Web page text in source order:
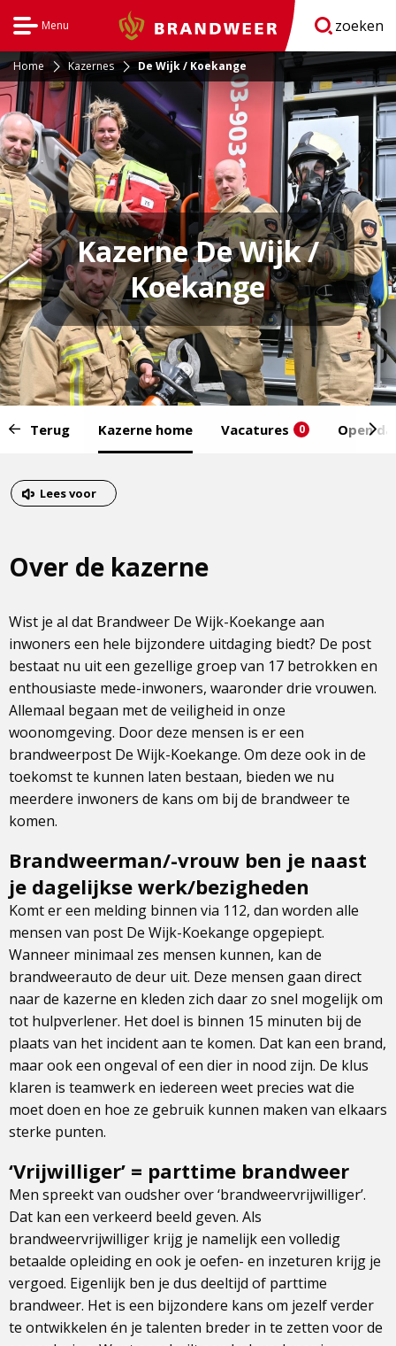
Menu Brandweer zoeken
Home Kazernes De Wijk / Koekange
Kazerne De Wijk /
Koekange
van
menu:
Terug Kazerne home Vacatures 0 Open
van
het
Dit
externe
Lees voor
Over de kazerne
Wist je al dat Brandweer De Wijk-Koekange aan
inwoners een hele bijzondere uitdaging biedt? De post
bestaat nu uit een gezellige groep van 17 betrokken en
enthousiaste mede-inwoners, waaronder drie vrouwen.
Allemaal begaan met de veiligheid in onze
woonomgeving. Door deze mensen is er een
brandweerpost De Wijk-Koekange. Om deze ook in de
toekomst te kunnen laten bestaan, bieden we nu
meerdere inwoners de kans om bij de brandweer te
komen.
Brandweerman/-vrouw ben je naast
je dagelijkse werk/bezigheden
Komt er een melding binnen via 112, dan worden alle
mensen van post De Wijk-Koekange opgepiept.
Wanneer minimaal zes mensen kunnen, kan de
brandweerauto de deur uit. Deze mensen gaan direct
naar de kazerne en kleden zich daar zo snel mogelijk om
tot hulpverlener. Het doel is binnen 15 minuten bij de
plaats van het incident aan te komen. Dat kan een brand,
maar ook een ongeval of een dier in nood zijn. De klus
klaren is teamwerk en iedereen weet precies wat die
moet doen en hoe ze gebruik kunnen maken van elkaars
sterke punten.
‘Vrijwilliger’ = parttime brandweer
Men spreekt van oudsher over ‘brandweervrijwilliger’.
Dat kan een verkeerd beeld geven. Als
brandweervrijwilliger krijg je namelijk een volledig
betaalde opleiding en ook je oefen- en inzeturen krijg je
vergoed. Eigenlijk ben je dus deeltijd of parttime
brandweer. Het is een bijzondere kans om jezelf verder
te ontwikkelen én je talenten breder in te zetten voor de